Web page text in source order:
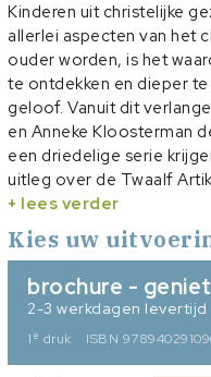
Kinderen uit christelijke
allerlei aspecten van het
ouder worden, is het
te ontdekken en dieper
geloof. Vanuit dit
en Anneke Kloosterman
een driedelige serie
uitleg over de Twaalf
Onze Vader. In dit eerste
lang dagelijks uitleg over
en kunnen ze door het
het goed is aan het einde
Geloofsbelijdenis ook
+ lees verder
Kies uw
brochure - geniet
2-3 werkdagen levertijd
1 e druk ISBN